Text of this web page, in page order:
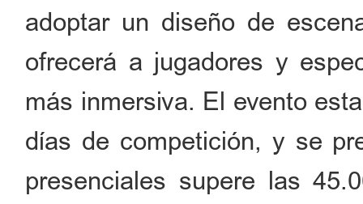
adoptar un diseño de
ofrecerá a jugadores y
más inmersiva. El evento
días de competición, y se
presenciales supere las